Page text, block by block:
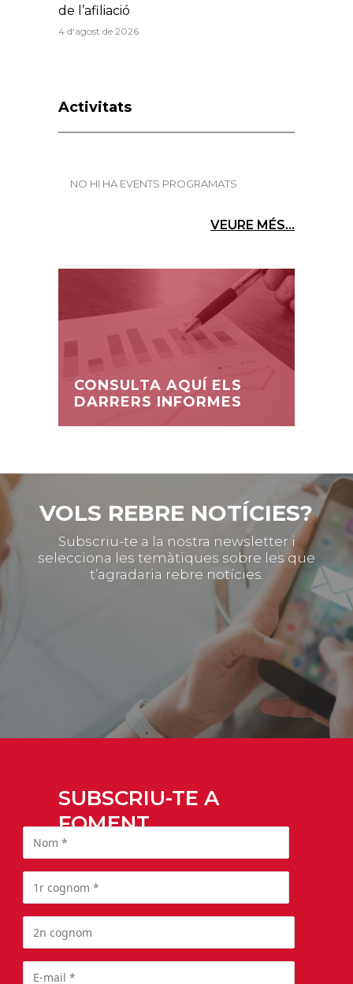
de l’afiliació
4 d'agost de 2026
Activitats
NO HI HA EVENTS PROGRAMATS
VEURE MÉS...
CONSULTA AQUÍ ELS
DARRERS INFORMES
VOLS REBRE NOTÍCIES?
Subscriu-te a la nostra newsletter i
selecciona les temàtiques sobre les que
t’agradaria rebre notícies.
SUBSCRIU-TE A
FOMENT